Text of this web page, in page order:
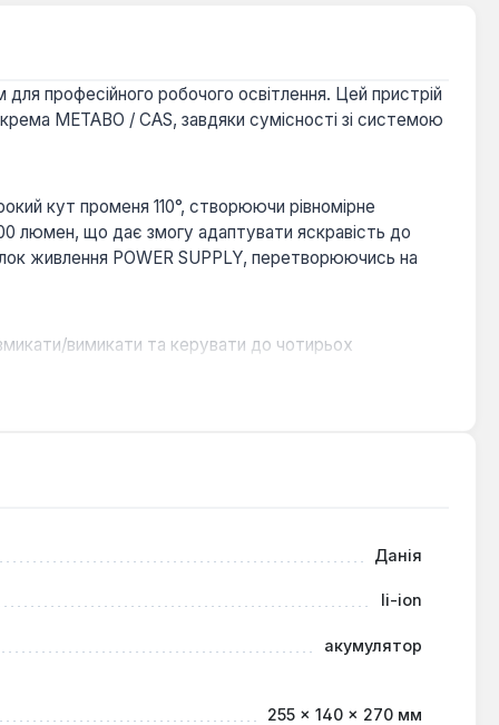
професійного робочого освітлення. Цей пристрій
METABO / CAS, завдяки сумісності зі системою
кут променя 110°, створюючи рівномірне
люмен, що дає змогу адаптувати яскравість до
живлення POWER SUPPLY, перетворюючись на
вимикати та керувати до чотирьох
освітлення, таких як будівельні майданчики,
Данія
li-ion
акумулятор
255 × 140 × 270 мм